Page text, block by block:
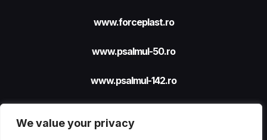
We value your privacy
www.forceplast.ro
www.psalmul-50.ro
www.psalmul-142.ro
Site realizat cu sprijinul